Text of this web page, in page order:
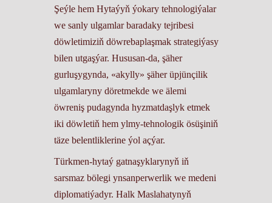
Şeýle hem Hytaýyň ýokary tehnologiýalar
we sanly ulgamlar baradaky tejribesi
döwletimiziň döwrebaplaşmak strategiýasy
bilen utgaşýar. Hususan-da, şäher
gurluşygynda, «akylly» şäher üpjünçilik
ulgamlaryny döretmekde we älemi
öwreniş pudagynda hyzmatdaşlyk etmek
iki döwletiň hem ylmy-tehnologik ösüşiniň
täze belentliklerine ýol açýar.
Türkmen-hytaý gatnaşyklarynyň iň
sarsmaz bölegi ynsanperwerlik we medeni
diplomatiýadyr. Halk Maslahatynyň